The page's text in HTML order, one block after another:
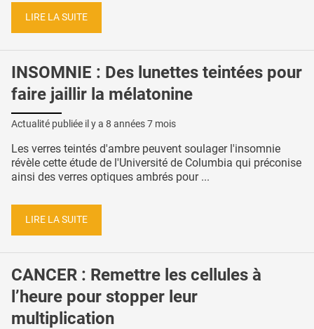
LIRE LA SUITE
INSOMNIE : Des lunettes teintées pour
faire jaillir la mélatonine
Actualité publiée il y a 8 années 7 mois
Les verres teintés d'ambre peuvent soulager l'insomnie
révèle cette étude de l'Université de Columbia qui préconise
ainsi des verres optiques ambrés pour ...
LIRE LA SUITE
CANCER : Remettre les cellules à
l’heure pour stopper leur
multiplication